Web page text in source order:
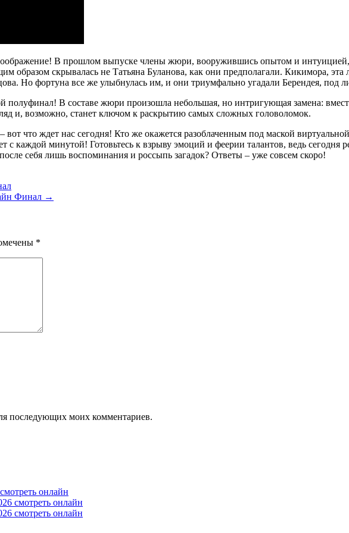
В прошлом выпуске члены жюри, вооружившись опытом и
образом скрывалась не Татьяна Буланова, как они предполагали. Кикимора, эта
Но фортуна все же улыбнулась им, и они триумфально угадали Берендея, под
полуфинал! В составе жюри произошла небольшая, но интригующая замена:
и, возможно, станет ключом к раскрытию самых сложных головоломок.
что ждет нас сегодня! Кто же окажется разоблаченным под маской
с каждой минутой! Готовьтесь к взрыву эмоций и феерии талантов, ведь сегодня
себя лишь воспоминания и россыпь загадок? Ответы – уже совсем скоро!
Финал →
*
последующих моих комментариев.
онлайн
смотреть онлайн
смотреть онлайн